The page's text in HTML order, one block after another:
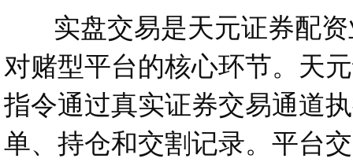
实盘交易是天元证券配资
对赌型平台的核心环节。天
指令通过真实证券交易通道
单、持仓和交割记录。平台